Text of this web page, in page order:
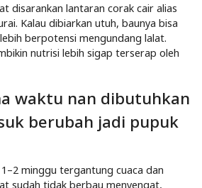
cocok dengan
terlihat lebih segar, daun tidak mudah
aktivitas mikroorganisme
jamur putih tipis di tanah, itu bukan
dekomposisi sedang berjalan.
busuk bisa
tanaman?